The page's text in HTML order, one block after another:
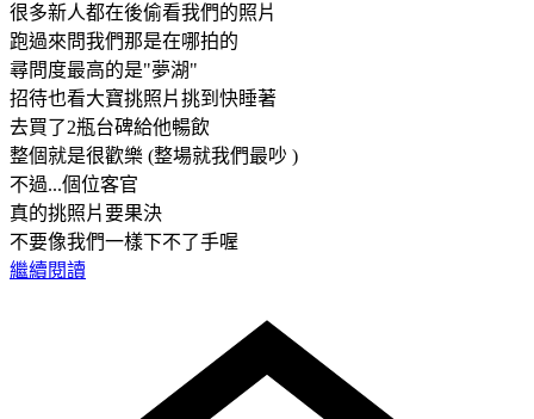
很多新人都在後偷看我們的照片
跑過來問我們那是在哪拍的
尋問度最高的是"夢湖"
招待也看大寶挑照片挑到快睡著
去買了2瓶台碑給他暢飲
整個就是很歡樂 (整場就我們最吵 )
不過...個位客官
真的挑照片要果決
不要像我們一樣下不了手喔
繼續閱讀